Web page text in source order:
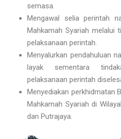
semasa.
Mengawal selia perintah
Mahkamah Syariah melalui
pelaksanaan perintah.
Menyalurkan pendahuluan
layak sementara
pelaksanaan perintah
Menyediakan perkhidmatan
Mahkamah Syariah di
dan Putrajaya.